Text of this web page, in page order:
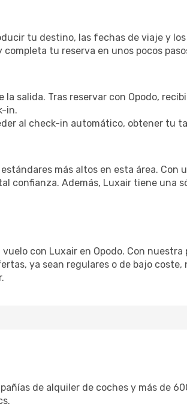
tu destino, las fechas de viaje y
tu reserva en unos pocos
salida. Tras reservar con Opodo,
in.
al check-in automático, obtener tu
más altos en esta área. Con
confianza. Además, Luxair tiene una
con Luxair en Opodo. Con
ya sean regulares o de bajo coste,
de alquiler de coches y más de